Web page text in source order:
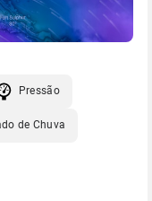
Pressão
de Chuva